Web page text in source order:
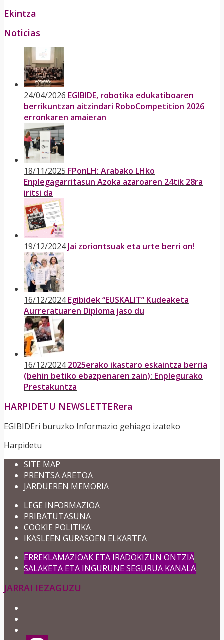
Ekintza
Noticias
24/04/2026 EGIBIDE, robotika edukatiboaren
berrikuntzan aitzindari RoboCompetition 2026
erronkaren amaieran
18/11/2025 FPonLH: Arabako LHko
Enplegagarritasun Azoka azaroaren 24tik 28ra
iritsi da
19/12/2024 Jai zoriontsuak eta urte berri on!
16/12/2024 Egibidek “EUSKALIT” Kudeaketa
Aurreratuaren Diploma jaso du
16/12/2024 2025erako ikastaro eskaintza berria
(behin betiko ebazpenaren zain): Enplegurako
Prestakuntza
HARPIDETU NEWSLETTERera
EGIBIDEri buruzko Informazio gehiago izateko
Harpidetu
SITE MAP
PRENTSA ARETOA
JARDUEREN MEMORIA
LEGE INFORMAZIOA
PRIBATUTASUNA
COOKIE POLITIKA
IKASLEEN GURASOEN ELKARTEA
ERREKLAMAZIOAK ETA IRADOKIZUN ONTZIA
SALAKETA ETA INGURUNE SEGURUA KANALA
JARRAI IEZAGUZU